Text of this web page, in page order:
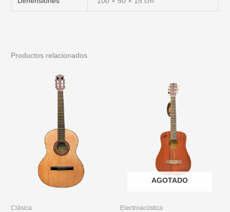
Productos relacionados
Clásica
AGOTADO
Electroacústica